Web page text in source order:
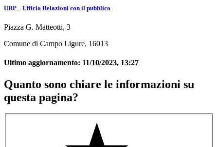
URP – Ufficio Relazioni con il pubblico
Piazza G. Matteotti, 3
Comune di Campo Ligure, 16013
Ultimo aggiornamento: 11/10/2023, 13:27
Quanto sono chiare le informazioni su
questa pagina?